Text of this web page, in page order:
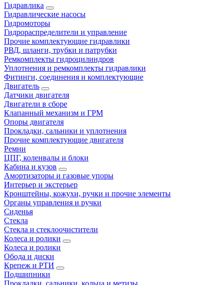
Гидравлика
Гидравлические насосы
Гидромоторы
Гидрораспределители и управление
Прочие комплектующие гидравлики
РВД, шланги, трубки и патрубки
Ремкомплекты гидроцилиндров
Уплотнения и ремкомплекты гидравлики
Фитинги, соединения и комплектующие
Двигатель
Датчики двигателя
Двигатели в сборе
Клапанный механизм и ГРМ
Опоры двигателя
Прокладки, сальники и уплотнения
Прочие комплектующие двигателя
Ремни
ЦПГ, коленвалы и блоки
Кабина и кузов
Амортизаторы и газовые упоры
Интерьер и экстерьер
Кронштейны, кожухи, ручки и прочие элементы
Органы управления и ручки
Сиденья
Стекла
Стекла и стеклоочистители
Колеса и ролики
Колеса и ролики
Обода и диски
Крепеж и РТИ
Подшипники
Прокладки, сальники, кольца и метизы